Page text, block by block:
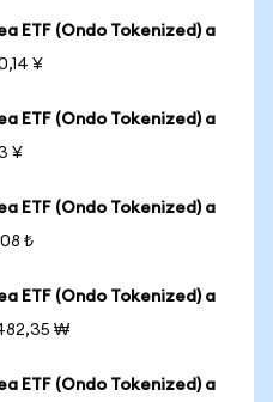
ETF (Ondo Tokenized) a
¥
ETF (Ondo Tokenized) a
¥
ETF (Ondo Tokenized) a
₺
ETF (Ondo Tokenized) a
₩
ETF (Ondo Tokenized) a